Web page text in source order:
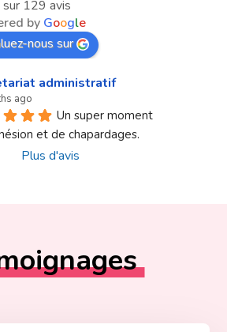
sur 129 avis
by Google
nous sur
administratif
ago
Un super moment
et de chapardages.
Plus d'avis